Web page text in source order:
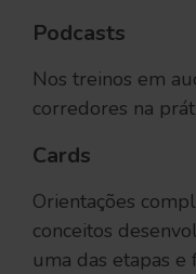
Podcasts
Nos treinos em
corredores na
Cards
Orientações
conceitos
uma das etapas